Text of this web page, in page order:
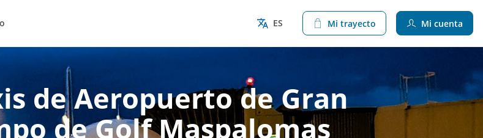
ES Mi trayecto Mi cuenta
de Aeropuerto de Gran
de Golf Maspalomas